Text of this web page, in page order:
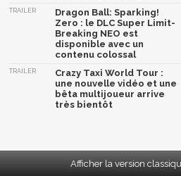
TRAILER
Dragon Ball: Sparking!
Zero : le DLC Super Limit-
Breaking NEO est
disponible avec un
contenu colossal
TRAILER
Crazy Taxi World Tour :
une nouvelle vidéo et une
bêta multijoueur arrive
très bientôt
Afficher la version